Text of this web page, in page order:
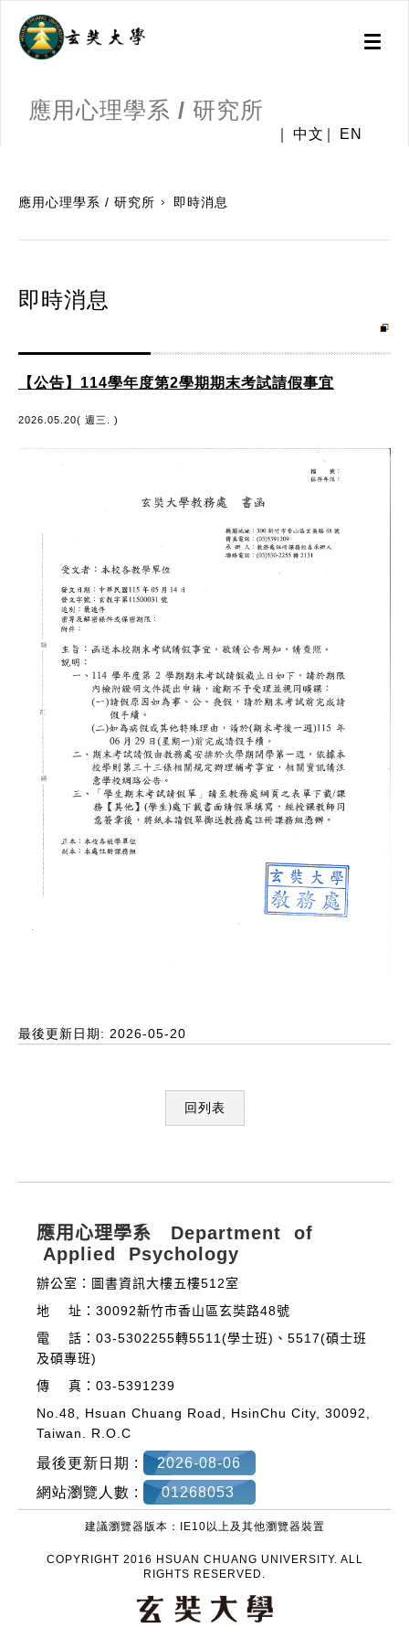
Toggle
應用心理學系 / 研究所
中文 EN
應用心理學系 / 研究所 即時消息
即時消息
【公告】114學年度第2學期期末考試請假事宜
2026.05.20( 週三. )
最後更新日期: 2026-05-20
回列表
應用心理學系 Department of
Applied Psychology
辦公室：圖書資訊大樓五樓512室
地 址：30092新竹市香山區玄奘路48號
電 話：03-5302255轉5511(學士班)、5517(碩士班
及碩專班)
傳 真：03-5391239
No.48, Hsuan Chuang Road, HsinChu City, 30092,
Taiwan. R.O.C
最後更新日期 :
2026-08-06
網站瀏覽人數 :
01268053
建議瀏覽器版本：IE10以上及其他瀏覽器裝置
COPYRIGHT 2016 HSUAN CHUANG UNIVERSITY. ALL
RIGHTS RESERVED.